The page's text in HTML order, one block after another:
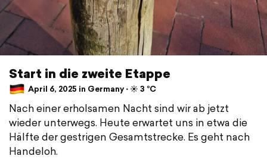
Start in die zweite Etappe
April 6, 2025 in Germany ⋅ ☀️ 3 °C
Nach einer erholsamen Nacht sind wir ab jetzt
wieder unterwegs. Heute erwartet uns in etwa die
Hälfte der gestrigen Gesamtstrecke. Es geht nach
Handeloh.